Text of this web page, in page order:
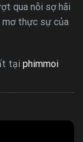
qua nỗi sợ hãi
mơ thực sự của
tại phimmoi